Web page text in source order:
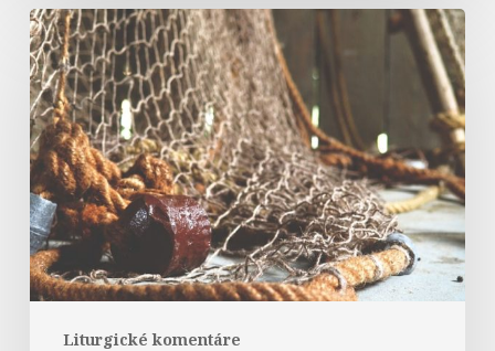
Liturgické komentáre
Komentár
k
textom
na
17.
nedeľu
v
období
cez
rok
„A“